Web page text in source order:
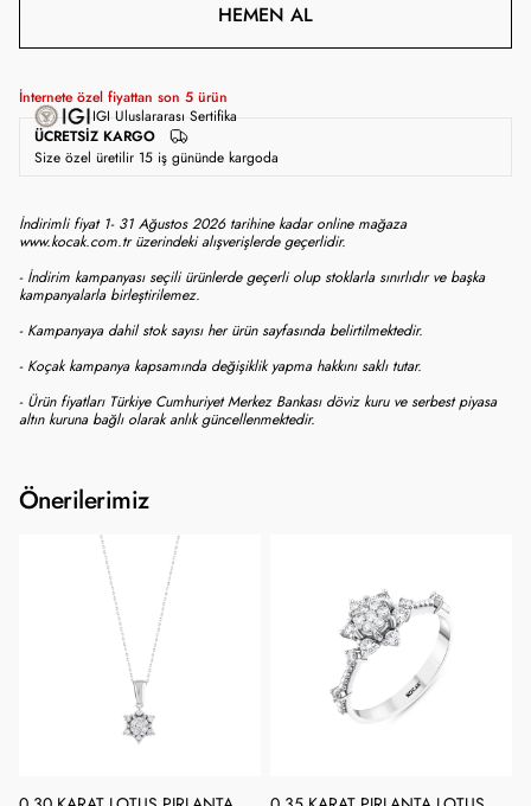
HEMEN AL
İnternete özel fiyattan son 5 ürün
ÜCRETSIZ KARGO
IGI Uluslararası Sertifika
Size özel üretilir 15 iş gününde kargoda
İndirimli fiyat 1- 31 Ağustos 2026 tarihine kadar online mağaza
www.kocak.com.tr üzerindeki alışverişlerde geçerlidir.
- İndirim kampanyası seçili ürünlerde geçerli olup stoklarla sınırlıdır ve başka
kampanyalarla birleştirilemez.
- Kampanyaya dahil stok sayısı her ürün sayfasında belirtilmektedir.
- Koçak kampanya kapsamında değişiklik yapma hakkını saklı tutar.
- Ürün fiyatları Türkiye Cumhuriyet Merkez Bankası döviz kuru ve serbest piyasa
altın kuruna bağlı olarak anlık güncellenmektedir.
Önerilerimiz